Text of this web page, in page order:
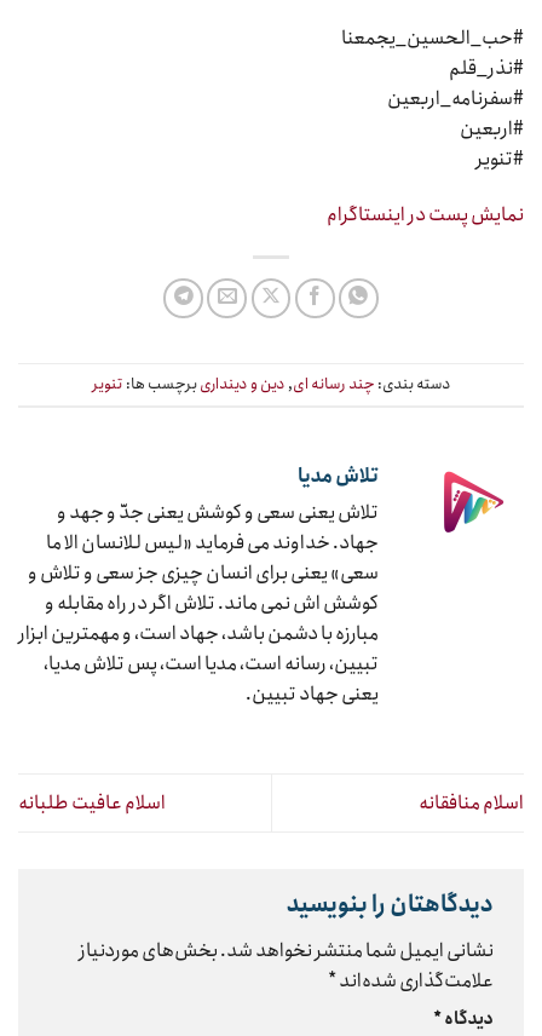
#حب_الحسین_یجمعنا
#نذر_قلم
#سفرنامه_اربعین
#اربعین
#تنویر
نمایش پست در اینستاگرام
دسته بندی: چند رسانه ای,دین و دینداریبرچسب ها: تنویر
تلاش مدیا
تلاش یعنی سعی و کوشش یعنی جدّ و جهد و
جهاد. خداوند می فرماید «لیس للانسان الا ما
سعی» یعنی برای انسان چیزی جز سعی و تلاش و
کوشش اش نمی ماند. تلاش اگر در راه مقابله و
مبارزه با دشمن باشد، جهاد است، و مهمترین ابزار
تبیین، رسانه است، مدیا است، پس تلاش مدیا،
یعنی جهاد تبیین.
اسلام منافقانه اسلام عافیت طلبانه
دیدگاهتان را بنویسید
نشانی ایمیل شما منتشر نخواهد شد.بخش‌های موردنیاز
علامت‌گذاری شده‌اند*
دیدگاه*